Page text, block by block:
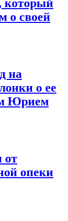
который
о своей
на
о ее
Юрием
от
опеки